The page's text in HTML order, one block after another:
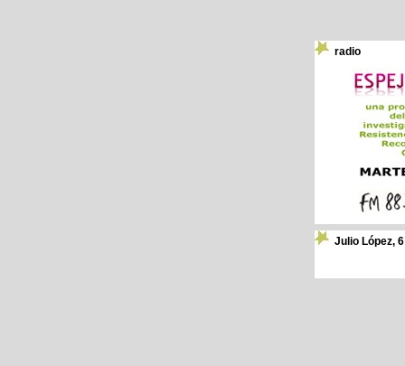
radio
Julio López,